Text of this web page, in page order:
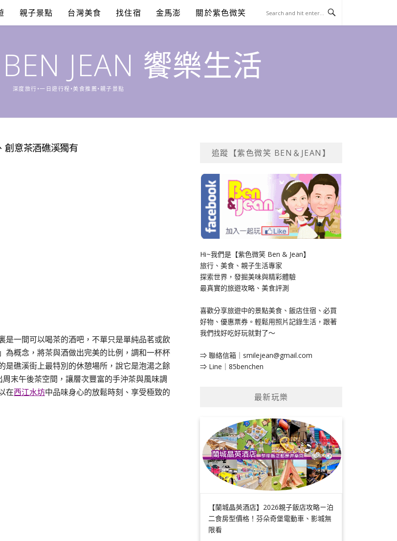
親子景點 台灣美食 找住宿 金馬澎 關於紫色微笑
JEAN 饗樂生活
深度旅行•一日遊行程•美食推薦•親子景點
創意茶酒礁溪獨有
是一間可以喝茶的酒吧，不單只是單純品茗或飲
為概念，將茶與酒做出完美的比例，調和一杯杯
是礁溪街上最特別的休憩場所，說它是泡湯之餘
末午後茶空間，讓層次豐富的手沖茶與風味調
在西江水坊中品味身心的放鬆時刻、享受極致的
追蹤【紫色微笑 BEN＆JEAN】
Hi~我們是【紫色微笑 Ben & Jean】
旅行、美食、親子生活專家
探索世界，發掘美味與精彩體驗
最真實的旅遊攻略、美食評測
喜歡分享旅遊中的景點美食、飯店住宿、必買
好物、優惠票券。輕鬆用照片記錄生活，跟著
我們找好吃好玩就對了～
⇒ 聯絡信箱｜ smilejean@gmail.com
⇒ Line｜85benchen
最新玩樂
【蘭城晶英酒店】2026親子飯店攻略ㄧ泊
二食房型價格！芬朵奇堡電動車、影城無
限看